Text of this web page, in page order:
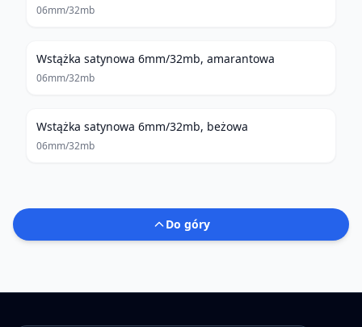
06mm/32mb
Wstążka satynowa 6mm/32mb, amarantowa
06mm/32mb
Wstążka satynowa 6mm/32mb, beżowa
06mm/32mb
Do góry